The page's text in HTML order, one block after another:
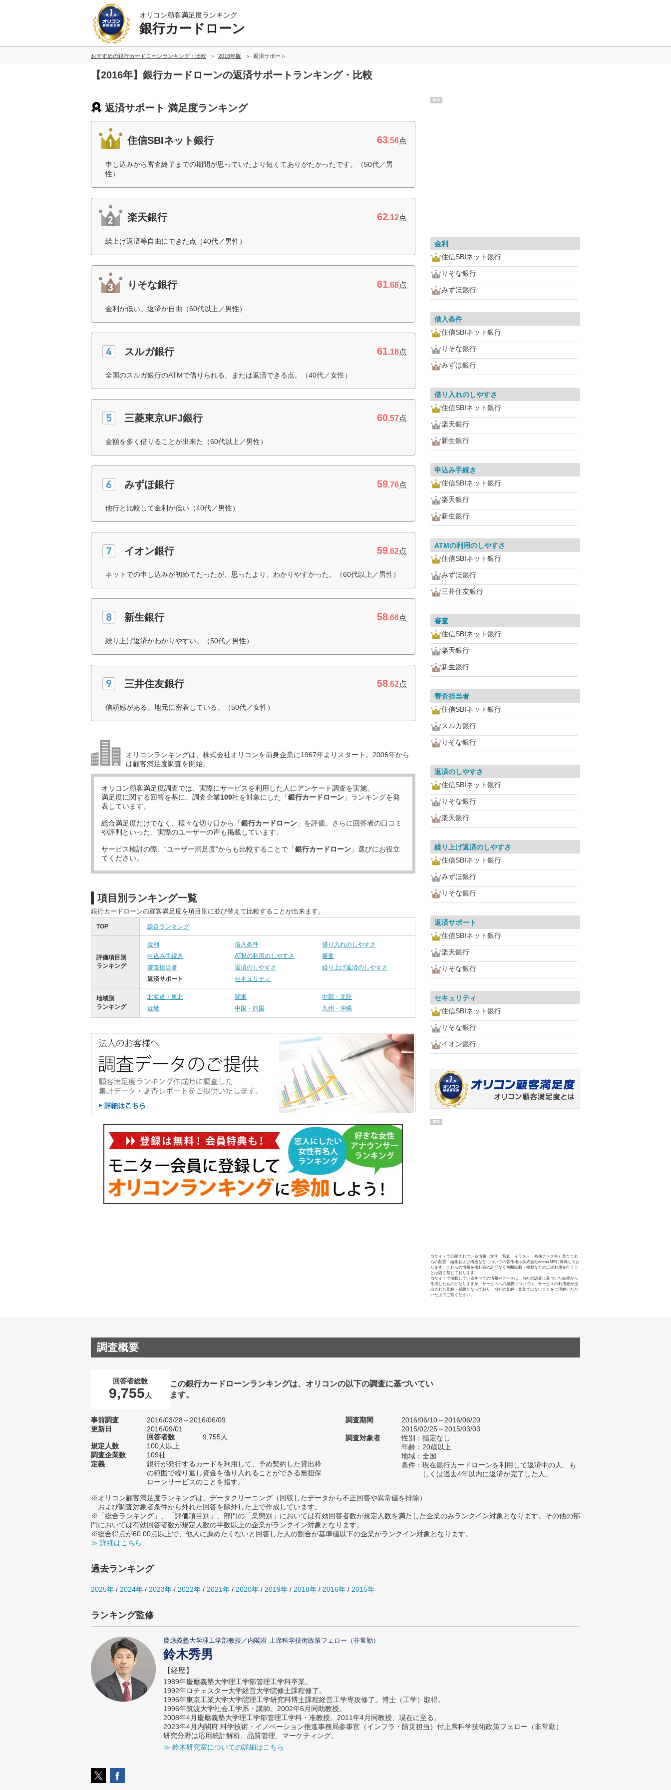
オリコン顧客満足度ランキング
銀行カードローン
おすすめの銀行カードローンランキング・比較 2016年版 返済サポート
【2016年】銀行カードローンの返済サポートランキング・比較
返済サポート 満足度ランキング
住信SBIネット銀行 63.56点
申し込みから審査終了までの期間が思っていたより短くてありがたかったです。（50代／男
性）
楽天銀行 62.12点
繰上げ返済等自由にできた点（40代／男性）
りそな銀行 61.68点
金利が低い。返済が自由（60代以上／男性）
スルガ銀行 61.18点
全国のスルガ銀行のATMで借りられる、または返済できる点。（40代／女性）
三菱東京UFJ銀行 60.57点
金額を多く借りることが出来た（60代以上／男性）
みずほ銀行 59.76点
他行と比較して金利が低い（40代／男性）
イオン銀行 59.62点
ネットでの申し込みが初めてだったが、思ったより、わかりやすかった。（60代以上／男性）
新生銀行 58.66点
繰り上げ返済がわかりやすい。（50代／男性）
三井住友銀行 58.62点
信頼感がある。地元に密着している。（50代／女性）
オリコンランキングは、株式会社オリコンを前身企業に1967年よりスタート。2006年から
は顧客満足度調査を開始。
オリコン顧客満足度調査では、実際にサービスを利用した 人にアンケート調査を実施。
満足度に関する回答を基に、調査企業109社を対象にした「銀行カードローン 」ランキングを発
表しています。
総合満足度だけでなく、様々な切り口から「銀行カードローン 」を評価。さらに回答者の口コミ
や評判といった、実際のユーザーの声も掲載しています。
サービス検討の際、“ユーザー満足度”からも比較することで「銀行カードローン 」選びにお役立
てください。
項目別ランキング一覧
銀行カードローンの顧客満足度を項目別に並び替えて比較することが出来ます。
TOP 総合ランキング
評価項目別
ランキング
金利 借入条件
借り入れのしやすさ
申込み手続き
ATMの利用のしやすさ
審査
審査担当者
返済のしやすさ
繰り上げ返済のしやすさ
返済サポート
セキュリティ
地域別
ランキング
北海道・東北 関東
中部・北陸
近畿
中国・四国 九州・沖縄
PR
金利
住信SBIネット銀行
りそな銀行
みずほ銀行
借入条件
住信SBIネット銀行
りそな銀行
みずほ銀行
借り入れのしやすさ
住信SBIネット銀行
楽天銀行
新生銀行
申込み手続き
住信SBIネット銀行
楽天銀行
新生銀行
ATMの利用のしやすさ
住信SBIネット銀行
みずほ銀行
三井住友銀行
審査
住信SBIネット銀行
楽天銀行
新生銀行
審査担当者
住信SBIネット銀行
スルガ銀行
りそな銀行
返済のしやすさ
住信SBIネット銀行
りそな銀行
楽天銀行
繰り上げ返済のしやすさ
住信SBIネット銀行
みずほ銀行
りそな銀行
返済サポート
住信SBIネット銀行
楽天銀行
りそな銀行
セキュリティ
住信SBIネット銀行
りそな銀行
イオン銀行
PR
当サイトで公開されている情報（文字、写真、イラスト、画像データ等）及びこれ
らの配置・編集および構造などについての著作権は株式会社oricon MEに帰属してお
ります。これらの情報を権利者の許可なく無断転載・複製などの二次利用を行うこ
とは固く禁じております。
当サイトで掲載しているすべての情報やデータは、当社の調査に基づいた結果から
作成したものとなりますが、サービスへの感想については、サービスの利用者が提
出された見解・感想となっており、当社の見解・意見ではないことをご理解いただ
いた上でご覧ください。
調査概要
回答者総数
9,755 人
この銀行カードローンランキングは、オリコンの以下の調査に基づいてい
ます。
事前調査
2016/03/28～2016/06/09
更新日
2016/09/01
回答者数
9,755人
規定人数
100人以上
調査企業数
109社
定義
銀行が発行するカードを利用して、予め契約した貸出枠
の範囲で繰り返し資金を借り入れることができる無担保
ローンサービスのことを指す。
調査期間
2016/06/10～2016/06/20
2015/02/25～2015/03/03
調査対象者
性別：指定なし
年齢：20歳以上
地域：全国
条件：現在銀行カードローンを利用して返済中の人、も
しくは過去4年以内に返済が完了した人。
※オリコン顧客満足度ランキングは、データクリーニング（回収したデータから不正回答や異常値を排除）
および調査対象者条件から外れた回答を除外した上で作成しています。
※「総合ランキング」、「評価項目別」、部門の「業態別」においては有効回答者数が規定人数を満たした企業のみランクイン対象となります。その他の部
門においては有効回答者数が規定人数の半数以上の企業がランクイン対象となります。
※総合得点が60.00点以上で、他人に薦めたくないと回答した人の割合が基準値以下の企業がランクイン対象となります。
≫ 詳細はこちら
過去ランキング
2025年 / 2024年 / 2023年 / 2022年 / 2021年 / 2020年 / 2019年 / 2018年 / 2016年 / 2015年
ランキング監修
慶應義塾大学理工学部教授／内閣府 上席科学技術政策フェロー（非常勤）
鈴木秀男
【経歴】
1989年慶應義塾大学理工学部管理工学科卒業。
1992年ロチェスター大学経営大学院修士課程修了。
1996年東京工業大学大学院理工学研究科博士課程経営工学専攻修了。博士（工学）取得。
1996年筑波大学社会工学系・講師。2002年6月同助教授。
2008年4月慶應義塾大学理工学部管理工学科・准教授。2011年4月同教授、現在に至る。
2023年4月内閣府 科学技術・イノベーション推進事務局参事官（インフラ・防災担当）付上席科学技術政策フェロー（非常勤）
研究分野は応用統計解析、品質管理、マーケティング。
≫ 鈴木研究室についての詳細はこちら